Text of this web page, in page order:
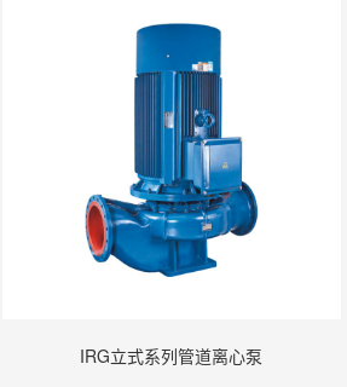
IRG立式系列管道离心泵